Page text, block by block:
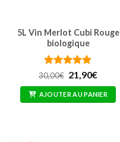
5L Vin Merlot Cubi Rouge
biologique
Note 4.86
30,00€ Le
prix
initial
était :
21,90€Le
actuel
est :
AJOUTER AU PANIER